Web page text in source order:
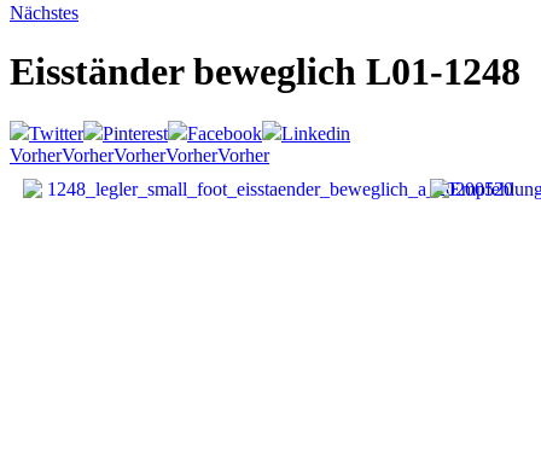
Nächstes
Eisständer beweglich L01-1248
Twitter Pinterest Facebook
Linkedin
VorherVorherVorherVorherVorher